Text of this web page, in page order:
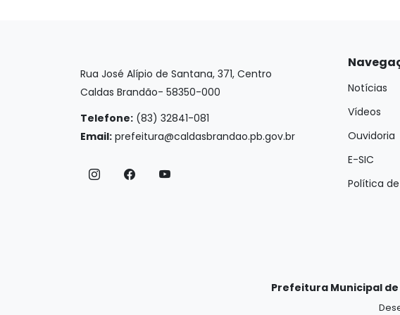
Rua José Alípio de Santana, 371, Centro
Caldas Brandão- 58350-000
Telefone: (83) 32841-081
Email: prefeitura@caldasbrandao.pb.gov.br
Notícias
Vídeos
Ouvidoria
E-SIC
Política
Prefeitura Municipal